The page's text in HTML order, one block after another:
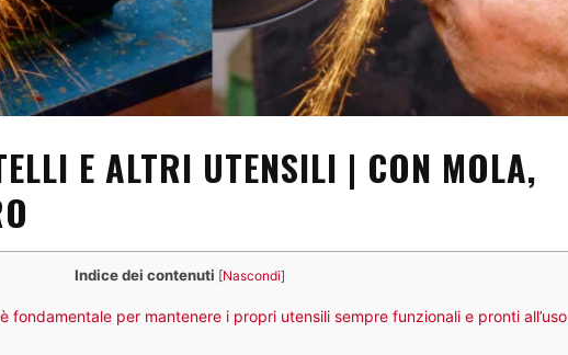
E ALTRI UTENSILI | CON MOLA,
Indice dei contenuti [Nascondi]
fondamentale per mantenere i propri utensili sempre funzionali e pronti all’uso